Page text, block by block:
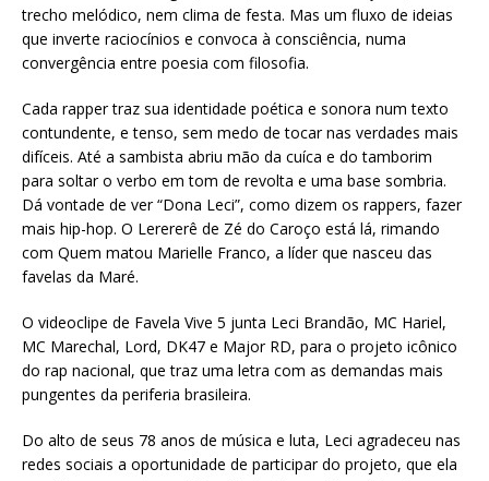
trecho melódico, nem clima de festa. Mas um fluxo de ideias
que inverte raciocínios e convoca à consciência, numa
convergência entre poesia com filosofia.
Cada rapper traz sua identidade poética e sonora num texto
contundente, e tenso, sem medo de tocar nas verdades mais
difíceis. Até a sambista abriu mão da cuíca e do tamborim
para soltar o verbo em tom de revolta e uma base sombria.
Dá vontade de ver “Dona Leci”, como dizem os rappers, fazer
mais hip-hop. O Lerererê de Zé do Caroço está lá, rimando
com Quem matou Marielle Franco, a líder que nasceu das
favelas da Maré.
O videoclipe de Favela Vive 5 junta Leci Brandão, MC Hariel,
MC Marechal, Lord, DK47 e Major RD, para o projeto icônico
do rap nacional, que traz uma letra com as demandas mais
pungentes da periferia brasileira.
Do alto de seus 78 anos de música e luta, Leci agradeceu nas
redes sociais a oportunidade de participar do projeto, que ela